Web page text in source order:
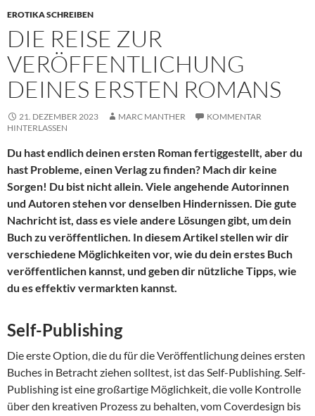
EROTIKA SCHREIBEN
DIE REISE ZUR
VERÖFFENTLICHUNG
DEINES ERSTEN ROMANS
21. DEZEMBER 2023 MARC MANTHER
KOMMENTAR
HINTERLASSEN
Du hast endlich deinen ersten Roman fertiggestellt, aber du
hast Probleme, einen Verlag zu finden? Mach dir keine
Sorgen! Du bist nicht allein. Viele angehende Autorinnen
und Autoren stehen vor denselben Hindernissen. Die gute
Nachricht ist, dass es viele andere Lösungen gibt, um dein
Buch zu veröffentlichen. In diesem Artikel stellen wir dir
verschiedene Möglichkeiten vor, wie du dein erstes Buch
veröffentlichen kannst, und geben dir nützliche Tipps, wie
du es effektiv vermarkten kannst.
Self-Publishing
Die erste Option, die du für die Veröffentlichung deines ersten
Buches in Betracht ziehen solltest, ist das Self-Publishing. Self-
Publishing ist eine großartige Möglichkeit, die volle Kontrolle
über den kreativen Prozess zu behalten, vom Coverdesign bis